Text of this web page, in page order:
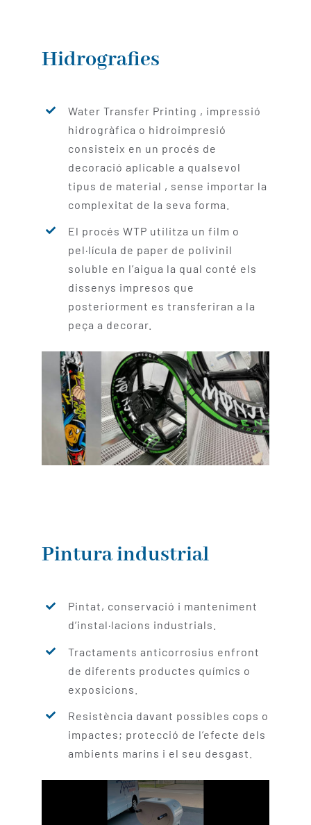
Hidrografies
Water Transfer Printing , impressió
hidrogràfica o hidroimpresió
consisteix en un procés de
decoració aplicable a qualsevol
tipus de material , sense importar la
complexitat de la seva forma.
El procés WTP utilitza un film o
pel·lícula de paper de polivinil
soluble en l’aigua la qual conté els
dissenys impresos que
posteriorment es transferiran a la
peça a decorar.
Pintura industrial
Pintat, conservació i manteniment
d’instal·lacions industrials.
Tractaments anticorrosius enfront
de diferents productes químics o
exposicions.
Resistència davant possibles cops o
impactes; protecció de l’efecte dels
ambients marins i el seu desgast.